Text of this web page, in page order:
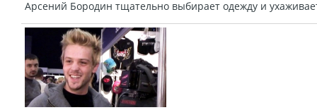
Арсений Бородин тщательно выбирает одежду и